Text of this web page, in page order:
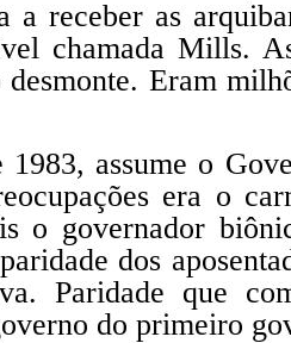
a receber as
chamada Mills.
Eram
1983, assume o
era o
o governador
dos
Paridade que
do primeiro